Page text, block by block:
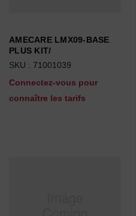
AMECARE LMX09-BASE
PLUS KIT/
SKU : 71001039
Connectez-vous pour
connaître les tarifs